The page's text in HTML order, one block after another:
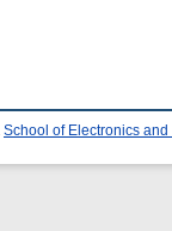
School of Electronics